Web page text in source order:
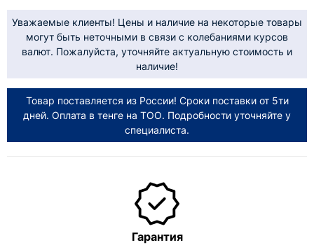
Уважаемые клиенты! Цены и наличие на некоторые товары
могут быть неточными в связи с колебаниями курсов
валют. Пожалуйста, уточняйте актуальную стоимость и
наличие!
Товар поставляется из России! Сроки поставки от 5ти
дней. Оплата в тенге на ТОО. Подробности уточняйте у
специалиста.
Гарантия